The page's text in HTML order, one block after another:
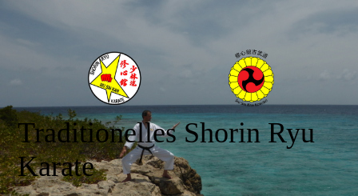
Traditionelles Shorin Ryu
Karate